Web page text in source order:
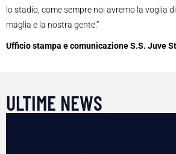
lo stadio, come sempre noi avremo la voglia
maglia e la nostra gente.”
Ufficio stampa e comunicazione S.S. Juve
ULTIME NEWS